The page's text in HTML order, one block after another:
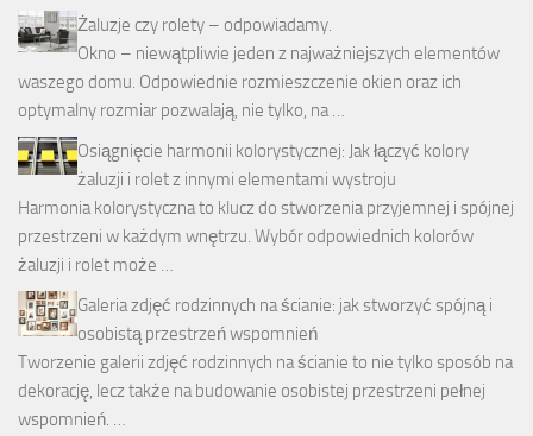
Żaluzje czy rolety – odpowiadamy.
Okno – niewątpliwie jeden z najważniejszych elementów
waszego domu. Odpowiednie rozmieszczenie okien oraz ich
optymalny rozmiar pozwalają, nie tylko, na …
Osiągnięcie harmonii kolorystycznej: Jak łączyć kolory
żaluzji i rolet z innymi elementami wystroju
Harmonia kolorystyczna to klucz do stworzenia przyjemnej i spójnej
przestrzeni w każdym wnętrzu. Wybór odpowiednich kolorów
żaluzji i rolet może …
Galeria zdjęć rodzinnych na ścianie: jak stworzyć spójną i
osobistą przestrzeń wspomnień
Tworzenie galerii zdjęć rodzinnych na ścianie to nie tylko sposób na
dekorację, lecz także na budowanie osobistej przestrzeni pełnej
wspomnień. …